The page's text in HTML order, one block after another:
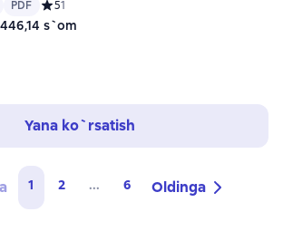
PDF Средний рейтинг 5 на основе 1 оценок
51
s`om
Yana ko`rsatish
1 2 ... 6 Oldinga